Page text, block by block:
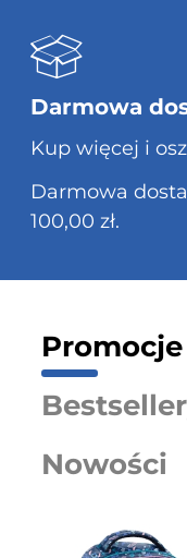
Darmowa
Kup więcej i
Darmowa
100,00 zł.
Promocje
Nowości